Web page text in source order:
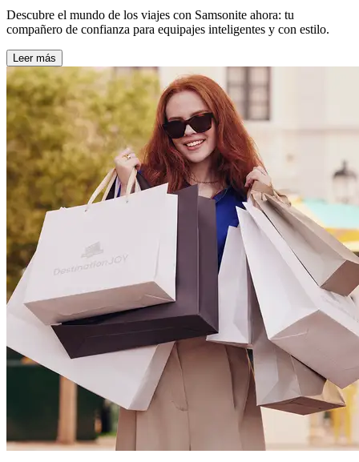
Descubre el mundo de los viajes con Samsonite ahora: tu
compañero de confianza para equipajes inteligentes y con estilo.
Leer más